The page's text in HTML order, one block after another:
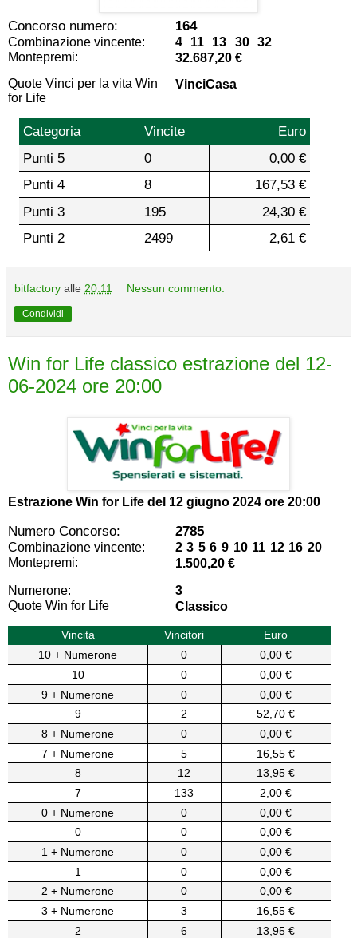
Concorso numero: 164
Combinazione vincente:
4 11 13 30 32
Montepremi:
32.687,20 €
Quote Vinci per la vita Win
for Life
VinciCasa
Categoria Vincite
Euro
Punti 5
0
0,00 €
Punti 4
8
167,53 €
Punti 3
195
24,30 €
Punti 2
2499 2,61 €
bitfactory alle 20:11 Nessun commento:
Condividi
Win for Life classico estrazione del 12-
06-2024 ore 20:00
Estrazione Win for Life del 12 giugno 2024 ore 20:00
Numero Concorso: 2785
Combinazione vincente:
2 3 5 6 9 10 11 12 16 20
Montepremi:
1.500,20 €
Numerone:
3
Quote Win for Life
Classico
Vincita Vincitori
Euro
10 + Numerone
0
0,00 €
10
0
0,00 €
9 + Numerone
0
0,00 €
9
2
52,70 €
8 + Numerone
0
0,00 €
7 + Numerone
5
16,55 €
8
12
13,95 €
7
133
2,00 €
0 + Numerone
0
0,00 €
0
0
0,00 €
1 + Numerone
0
0,00 €
1
0
0,00 €
2 + Numerone
0
0,00 €
3 + Numerone
3
16,55 €
2
6
13,95 €